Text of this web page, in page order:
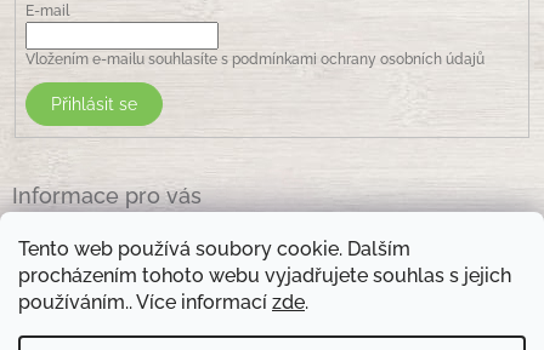
Tento web používá soubory cookie. Dalším
procházením tohoto webu vyjadřujete souhlas s jejich
používáním.. Více informací zde.
E-mail
Vložením e-mailu souhlasíte s podmínkami ochrany osobních údajů
Přihlásit se
Informace pro vás
Obchodní podmínky
Podmínky ochrany osobních údajů
Kontakty